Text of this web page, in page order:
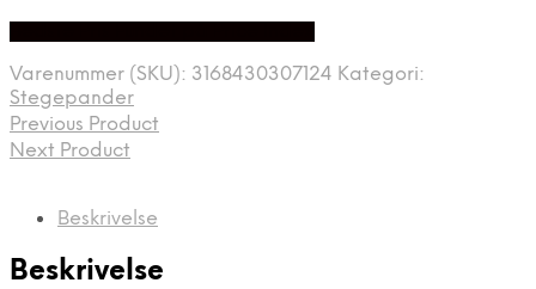
Varenummer (SKU): 3168430307124 Kategori:
Stegepander
Previous Product
Next Product
Beskrivelse
Beskrivelse